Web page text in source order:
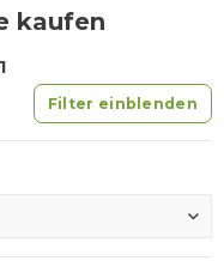
kaufen
Filter einblenden